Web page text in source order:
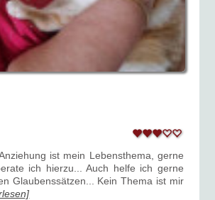
ist mein Lebensthema, gerne
ich hierzu... Auch helfe ich gerne
Glaubenssätzen... Kein Thema ist mir